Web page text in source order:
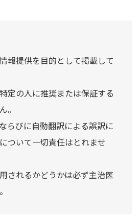
報提供を目的として掲載して
定の人に推奨または保証する
。
らびに自動翻訳による誤訳に
ついて一切責任はとれませ
されるかどうかは必ず主治医